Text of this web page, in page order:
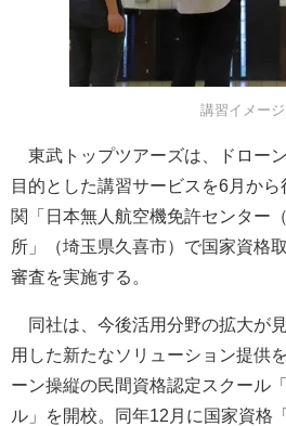
講習イメージ
東武トップツアーズは、ドロー
目的とした講習サービスを6月か
関「日本無人航空機免許センター
所」（埼玉県久喜市）で国家資格
審査を実施する。
同社は、今後活用分野の拡大が
用した新たなソリューション提供
ーン操縦の民間資格認定スクール
ル」を開校。同年12月に国家資格